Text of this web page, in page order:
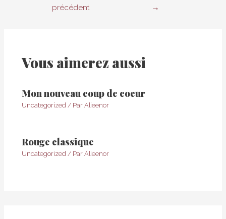
précédent
→
Vous aimerez aussi
Mon nouveau coup de coeur
Uncategorized / Par Alieenor
Rouge classique
Uncategorized / Par Alieenor